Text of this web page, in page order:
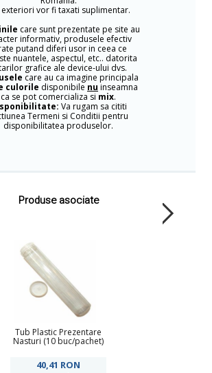
exteriori vor fi taxati suplimentar.
care sunt prezentate pe site au
informativ, produsele efectiv
putand diferi usor in ceea ce
nuantele, aspectul, etc.. datorita
grafice ale device-ului dvs.
care au ca imagine principala
culorile disponibile nu inseamna
ca se pot comercializa si mix.
Va rugam sa cititi
Termeni si Conditii pentru
disponibilitatea produselor.
Produse asociate
Tub Plastic Prezentare
Nasturi (10 buc/pachet)
40,41 RON